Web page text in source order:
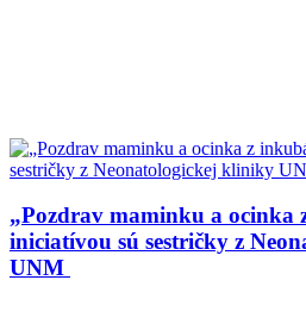
„Pozdrav maminku a ocinka
iniciatívou sú sestričky z
UNM